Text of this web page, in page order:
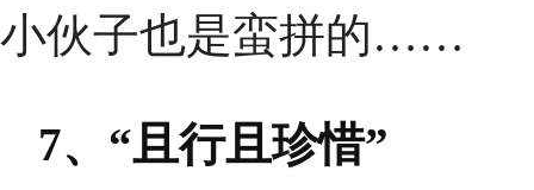
小伙子也是蛮拼的……
7、“且行且珍惜”